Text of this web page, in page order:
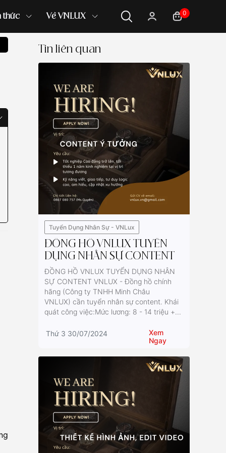
thức Về VNLUX 0
Tin liên quan
Tuyển Dụng Nhân Sự - VNLux
ĐỒNG HỒ VNLUX TUYỂN
DỤNG NHÂN SỰ CONTENT
ĐỒNG HỒ VNLUX TUYỂN DỤNG NHÂN
SỰ CONTENT VNLUX - Đồng hồ chính
hãng (Công ty TNHH Minh Châu
VNLUX) cần tuyển nhân sự content. Khái
quát công việc:Mức lương: 8 - 14 triệu +...
Thứ 3 30/07/2024
Xem
Ngay